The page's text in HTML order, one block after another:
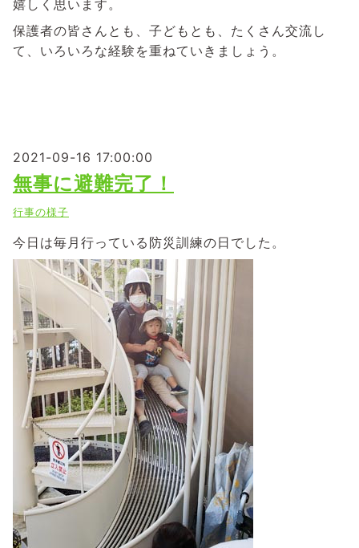
嬉しく思います。
保護者の皆さんとも、子どもとも、たくさん交流し
て、いろいろな経験を重ねていきましょう。
2021-09-16 17:00:00
無事に避難完了！
行事の様子
今日は毎月行っている防災訓練の日でした。